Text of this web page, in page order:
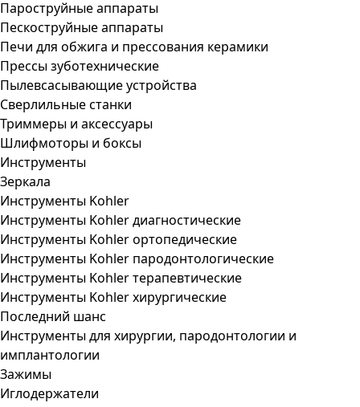
Пароструйные аппараты
Пескоструйные аппараты
Печи для обжига и прессования керамики
Прессы зуботехнические
Пылевсасывающие устройства
Сверлильные станки
Триммеры и аксессуары
Шлифмоторы и боксы
Инструменты
Зеркала
Инструменты Kohler
Инструменты Kohler диагностические
Инструменты Kohler ортопедические
Инструменты Kohler пародонтологические
Инструменты Kohler терапевтические
Инструменты Kohler хирургические
Последний шанс
Инструменты для хирургии, пародонтологии и
имплантологии
Зажимы
Иглодержатели